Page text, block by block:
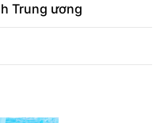
Trung ương